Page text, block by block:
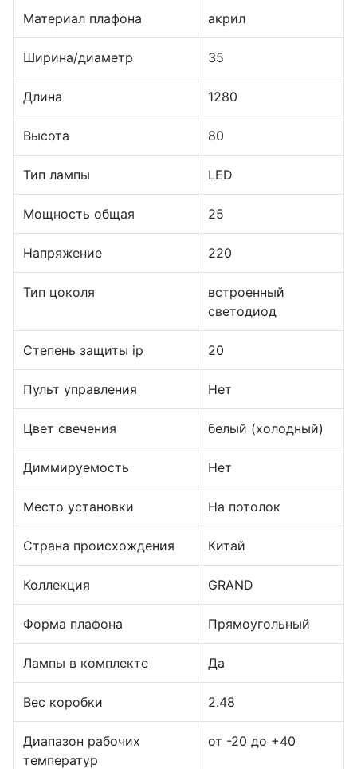
Материал плафона акрил
Ширина/диаметр 35
Длина 1280
Высота 80
Тип лампы LED
Мощность общая 25
Напряжение 220
Тип цоколя
встроенный
светодиод
Степень защиты ip 20
Пульт управления Нет
Цвет свечения белый (холодный)
Диммируемость Нет
Место установки На потолок
Страна происхождения Китай
Коллекция GRAND
Форма плафона Прямоугольный
Лампы в комплекте Да
Вес коробки 2.48
Диапазон рабочих
температур
от -20 до +40